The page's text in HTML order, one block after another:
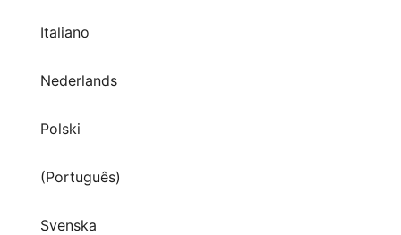
Italiano
Nederlands
Polski
(Português)
Svenska